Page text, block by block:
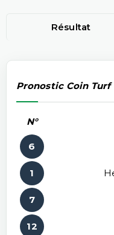
Résultat
Pronostic Coin Turf
N°
6
1
7
12